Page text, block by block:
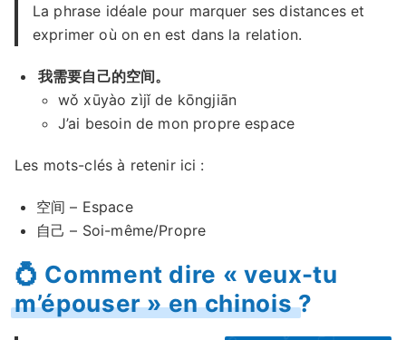
La phrase idéale pour marquer ses distances et
exprimer où on en est dans la relation.
我需要自己的空间。
wǒ xūyào zìjǐ de kōngjiān
J’ai besoin de mon propre espace
Les mots-clés à retenir ici :
空间 – Espace
自己 – Soi-même/Propre
💍 Comment dire « veux-tu
m’épouser » en chinois ?